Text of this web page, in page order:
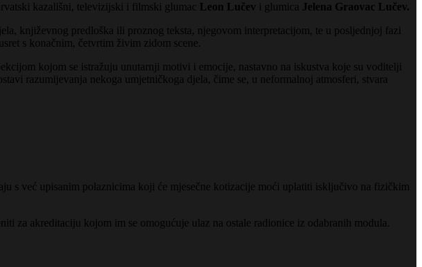
kazališni, televizijski i filmski glumac Leon Lučev i glumica Jelena Graovac Lučev.
književnog predloška ili proznog teksta, njegovom interpretacijom, te u posljednjoj fazi
s konačnim, četvrtim živim zidom scene.
kojom se istražuju unutarnji motivi i emocije, nastavno na iskustva koje su voditelji
razumijevanja nekoga umjetničkoga djela, čime se, u neformalnoj atmosferi, stvara
s već upisanim polaznicima koji će mjesečne kotizacije moći uplatiti isključivo na fizičkim
za akreditaciju kojom im se omogućuje ulaz na ostale radionice iz odabranih modula.